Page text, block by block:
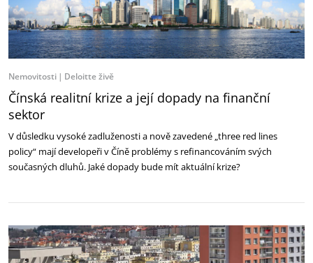
Nemovitosti Deloitte živě
Čínská realitní krize a její dopady na finanční
sektor
V důsledku vysoké zadluženosti a nově zavedené „three red lines
policy“ mají developeři v Číně problémy s refinancováním svých
současných dluhů. Jaké dopady bude mít aktuální krize?